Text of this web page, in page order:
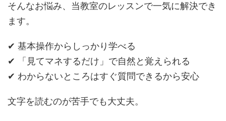
そんなお悩み、当教室のレッスンで一気に解決でき
ます。
✔ 基本操作からしっかり学べる
✔ 「見てマネするだけ」で自然と覚えられる
✔ わからないところはすぐ質問できるから安心
文字を読むのが苦手でも大丈夫。